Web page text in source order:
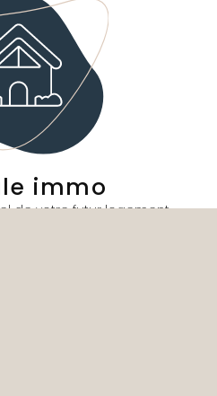
immo
de votre futur logement